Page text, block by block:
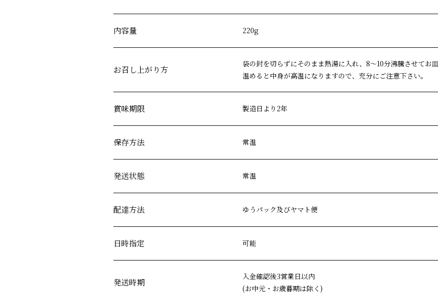
内容量 220g
お召し上がり方
袋の封を切らずにそのまま熱湯に入れ、8〜10分沸騰させてお
温めると中身が高温になりますので、充分にご注意下さい。
賞味期限 製造日より2年
保存方法 常温
発送状態 常温
配達方法 ゆうパック及びヤマト便
日時指定 可能
発送時期
入金確認後3営業日以内
(お中元・お歳暮期は除く)